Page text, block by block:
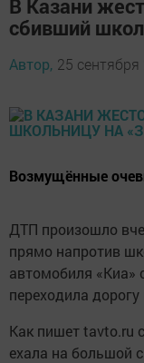
В Казани
сбивший
Автор, 25
Возмущённые
ДТП произошло
прямо напротив
автомобиля «Киа»
переходила
Как пишет tavto.ru
ехала на большой